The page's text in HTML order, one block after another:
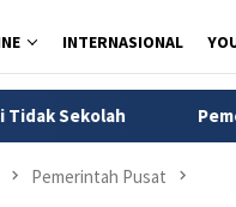
INTERNASIONAL
Pemerintah Refokus
Pemerintah Pusat